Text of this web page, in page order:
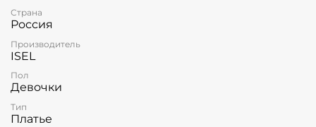
Страна
Россия
Производитель
ISEL
Пол
Девочки
Тип
Платье